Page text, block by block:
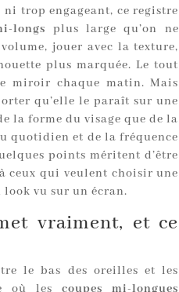
trop engageant, ce registre
longs plus large qu’on ne
jouer avec la texture,
plus marquée. Le tout
miroir chaque matin. Mais
qu’elle le paraît sur une
la forme du visage que de la
quotidien et de la fréquence
points méritent d’être
à ceux qui veulent choisir une
vu sur un écran.
vraiment, et ce
le bas des oreilles et les
où lescoupes mi-longues